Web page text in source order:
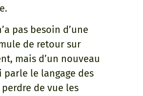
pas besoin d’une
de retour sur
mais d’un nouveau
parle le langage des
de vue les